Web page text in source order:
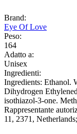
Brand:
Eye Of Love
Peso:
164
Adatto a:
Unisex
Ingredienti:
Ingredients: Ethanol.
Dihydrogen
isothiazol-3-one.
Rappresentante
11 , 2371 , Netherlands;